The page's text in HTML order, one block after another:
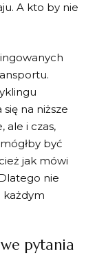
A kto by ⁤nie
na niższe
ale ⁤i czas,
być
jak mówi
nie
‌każdym
pytania